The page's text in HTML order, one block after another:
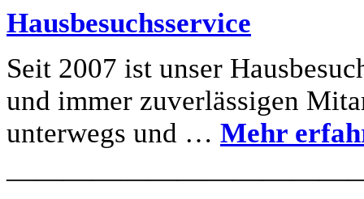
Hausbesuchsservice
Seit 2007 ist unser
und immer zuverlässigen
unterwegs und … Mehr